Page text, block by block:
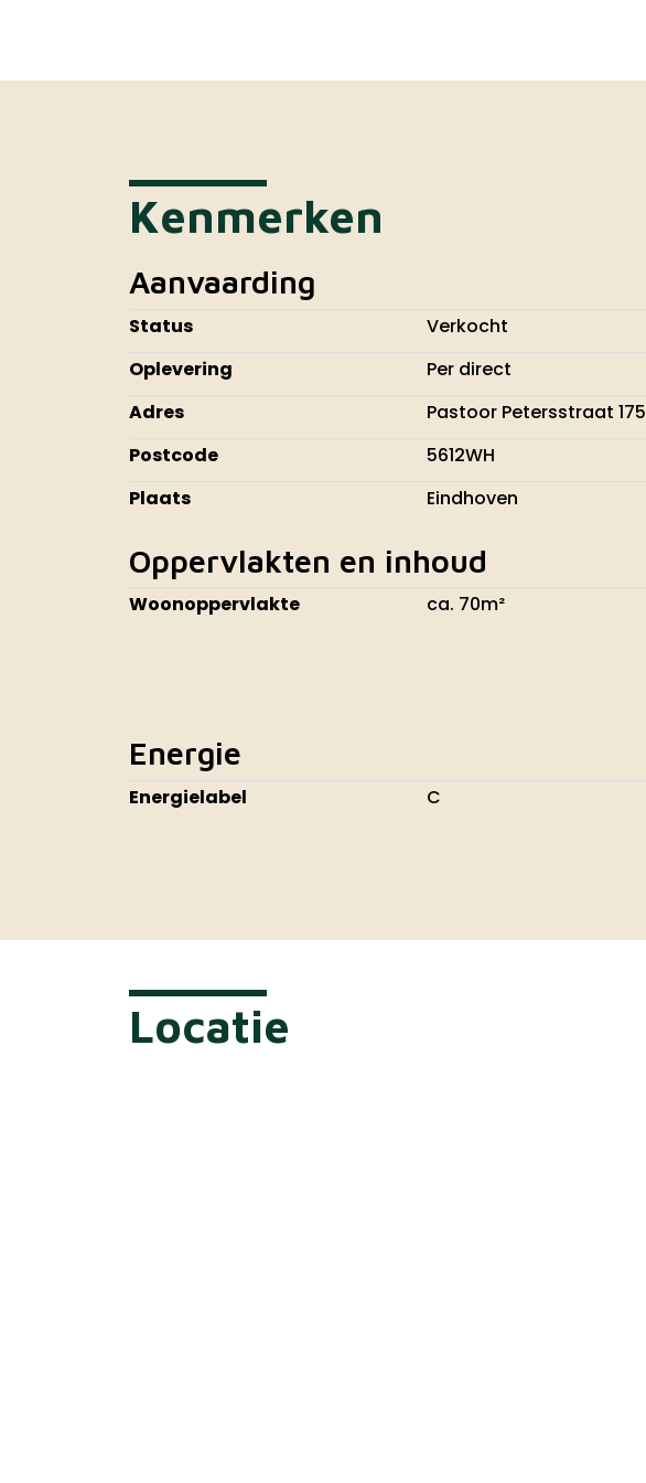
Kenmerken
Aanvaarding
Status
Verkocht
Oplevering
Per direct
Adres
Pastoor Petersstraat 175
Postcode
5612WH
Plaats
Eindhoven
Oppervlakten en inhoud
Woonoppervlakte ca. 70m²
Energie
Energielabel C
Locatie